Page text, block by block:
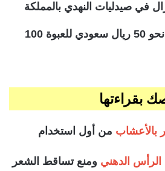
في صيدليات النهدي بالمملكة
العربية السعودية نحو 50 ريال سعودي للعبوة 100
بقراءتها
بالأعشاب من أول استخدام
الرأس الدهني ومنع تساقط الشعر